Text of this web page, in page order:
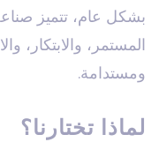
بشكل عام، تتميز
المستمر، والابتكار،
ومستدامة.
لماذا تختارنا؟